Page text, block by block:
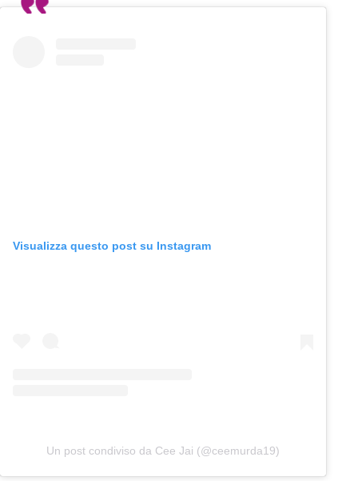
Visualizza questo post su Instagram
Un post condiviso da Cee Jai (@ceemurda19)